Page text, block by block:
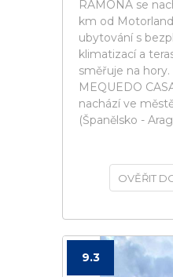
RAMONA se
km od
ubytování s
klimatizací a
směřuje na
MEQUEDO
nachází ve
(Španělsko -
OVĚŘIT
9.3